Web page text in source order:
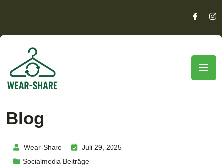
Blog
Wear-Share
Juli 29, 2025
Socialmedia Beiträge